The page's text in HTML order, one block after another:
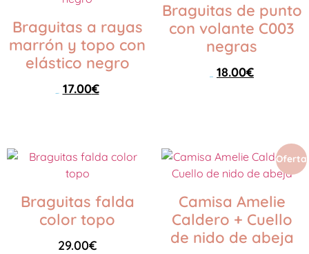
Braguitas a rayas
marrón y topo con
elástico negro
17.00€
Braguitas de punto
con volante C003
negras
18.00€
Braguitas falda
color topo
29.00€
Oferta
Camisa Amelie
Caldero + Cuello
de nido de abeja